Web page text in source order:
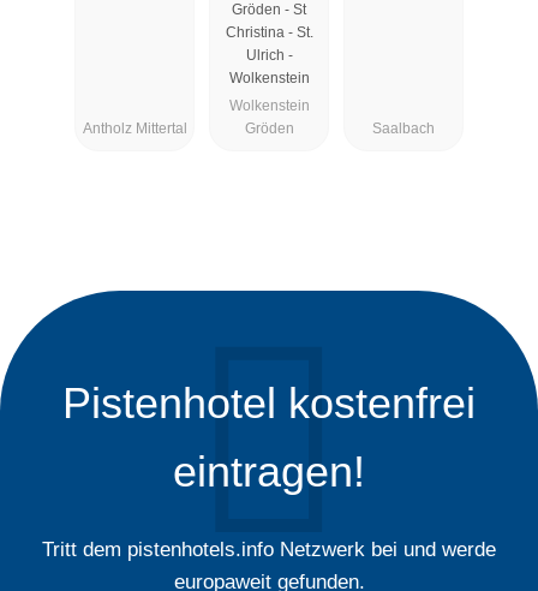
Antholz Mittertal
Gröden - St
Christina - St.
Ulrich -
Wolkenstein
Wolkenstein
Gröden
Saalbach
Pistenhotel kostenfrei
eintragen!
Tritt dem pistenhotels.info Netzwerk bei und werde
europaweit gefunden.